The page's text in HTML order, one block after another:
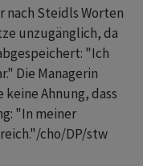
nach Steidls Worten
unzugänglich, da
"Ich
Die Managerin
Ahnung, dass
"In meiner
cho/DP/stw